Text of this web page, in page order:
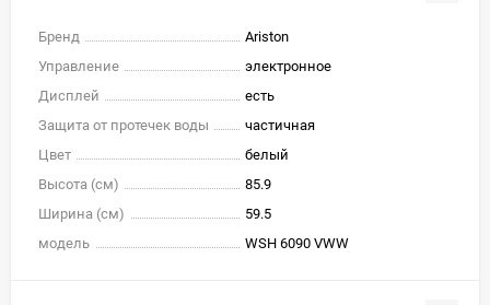
Бренд
Ariston
Управление
электронное
Дисплей
есть
Защита от протечек воды
частичная
Цвет
белый
Высота (см)
85.9
Ширина (см)
59.5
модель
WSH 6090 VWW